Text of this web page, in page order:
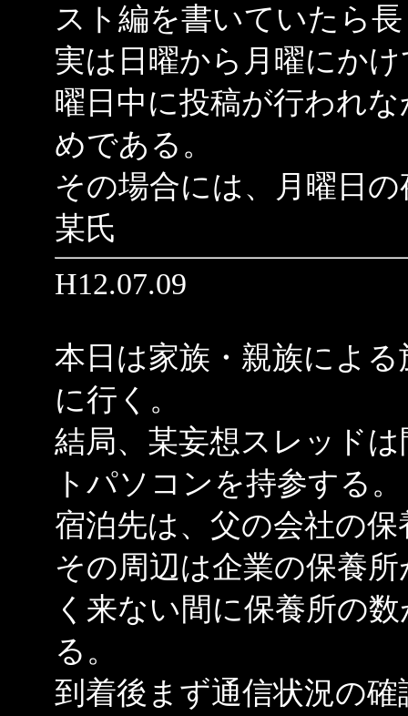
スト編を書いていたら
実は日曜から月曜にか
曜日中に投稿が行われ
めである。
その場合には、月曜日
某氏
H12.07.09
本日は家族・親族によ
に行く。
結局、某妄想スレッド
トパソコンを持参する。
宿泊先は、父の会社の
その周辺は企業の保養
く来ない間に保養所の
る。
到着後まず通信状況の確